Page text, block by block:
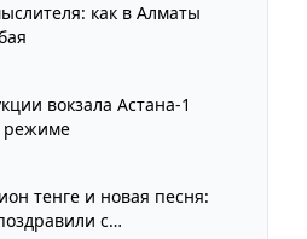
как в Алматы
вокзала Астана-1
режиме
тенге и новая песня:
с